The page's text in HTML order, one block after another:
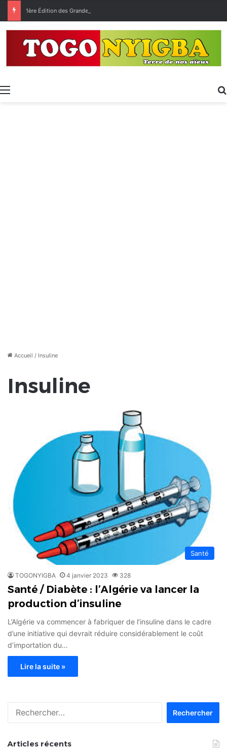
Menu
Accueil / Insuline
Insuline
Santé
TOGONYIGBA 4 janvier 2023 328
Santé / Diabète : l’Algérie va lancer la
production d’insuline
L’Algérie va commencer à fabriquer de l’insuline dans le cadre
d’une initiative qui devrait réduire considérablement le coût
d’importation du…
Lire la suite »
Articles récents